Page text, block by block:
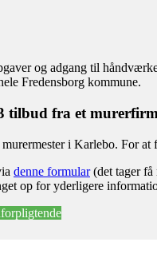
og adgang til
Fredensborg kommune.
tilbud fra et
i Karlebo. For
denne formular(det tager få
op for yderligere